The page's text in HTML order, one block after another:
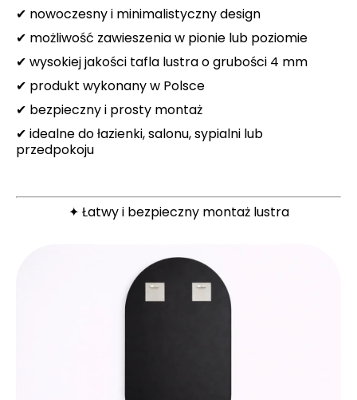
✔ nowoczesny i minimalistyczny design
✔ możliwość zawieszenia w pionie lub poziomie
✔ wysokiej jakości tafla lustra o grubości 4 mm
✔ produkt wykonany w Polsce
✔ bezpieczny i prosty montaż
✔ idealne do łazienki, salonu, sypialni lub
przedpokoju
✦ Łatwy i bezpieczny montaż lustra